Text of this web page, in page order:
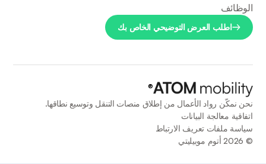
الوظائف
اطلب العرض التوضيحي الخاص بك
®
نحن نمكّن رواد الأعمال من إطلاق منصات التنقل وتوسيع نطاقها.
اتفاقية معالجة البيانات
سياسة ملفات تعريف الارتباط
©
2026 أتوم موبيليتي